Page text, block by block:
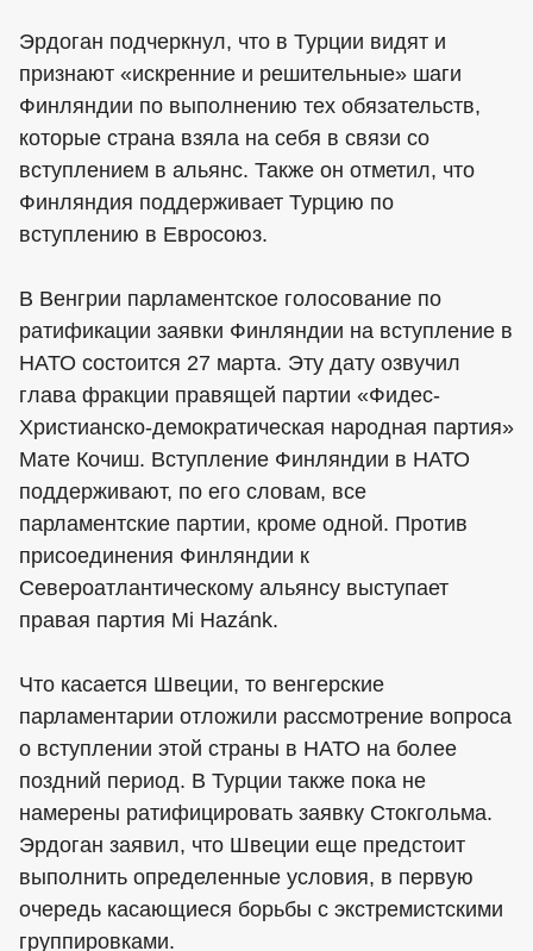
Эрдоган подчеркнул, что в Турции видят и
признают «искренние и решительные» шаги
Финляндии по выполнению тех обязательств,
которые страна взяла на себя в связи со
вступлением в альянс. Также он отметил, что
Финляндия поддерживает Турцию по
вступлению в Евросоюз.
В Венгрии парламентское голосование по
ратификации заявки Финляндии на вступление в
НАТО состоится 27 марта. Эту дату озвучил
глава фракции правящей партии «Фидес-
Христианско-демократическая народная партия»
Мате Кочиш. Вступление Финляндии в НАТО
поддерживают, по его словам, все
парламентские партии, кроме одной. Против
присоединения Финляндии к
Североатлантическому альянсу выступает
правая партия Mi Hazánk.
Что касается Швеции, то венгерские
парламентарии отложили рассмотрение вопроса
о вступлении этой страны в НАТО на более
поздний период. В Турции также пока не
намерены ратифицировать заявку Стокгольма.
Эрдоган заявил, что Швеции еще предстоит
выполнить определенные условия, в первую
очередь касающиеся борьбы с экстремистскими
группировками.